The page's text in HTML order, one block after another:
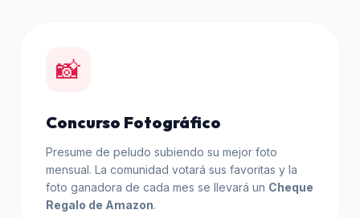
📸
Concurso Fotográfico
Presume de peludo subiendo su mejor foto
mensual. La comunidad votará sus favoritas y la
foto ganadora de cada mes se llevará un Cheque
Regalo de Amazon.